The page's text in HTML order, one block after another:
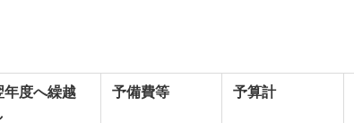
年度へ繰越
予備費等 予算計